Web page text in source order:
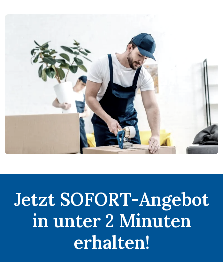
Jetzt SOFORT-Angebot
in unter 2 Minuten
erhalten!